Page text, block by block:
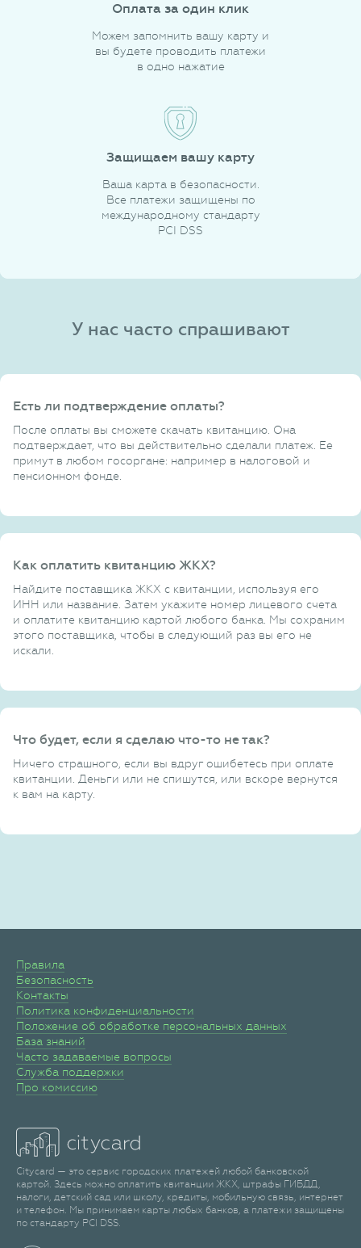
Оплата за один клик
Можем запомнить вашу карту и
вы будете проводить платежи
в одно нажатие
Защищаем вашу карту
Ваша карта в безопасности.
Все платежи защищены по
международному стандарту
PCI DSS
У нас часто спрашивают
Есть ли подтверждение оплаты?
После оплаты вы сможете скачать квитанцию. Она
подтверждает, что вы действительно сделали платеж. Ее
примут в любом госоргане: например в налоговой и
пенсионном фонде.
Как оплатить квитанцию ЖКХ?
Найдите поставщика ЖКХ с квитанции, используя его
ИНН или название. Затем укажите номер лицевого счета
и оплатите квитанцию картой любого банка. Мы сохраним
этого поставщика, чтобы в следующий раз вы его не
искали.
Что будет, если я сделаю что-то не так?
Ничего страшного, если вы вдруг ошибетесь при оплате
квитанции. Деньги или не спишутся, или вскоре вернутся
к вам на карту.
Правила
Безопасность
Контакты
Политика конфиденциальности
Положение об обработке персональных данных
База знаний
Часто задаваемые вопросы
Служба поддержки
Про комиссию
Citycard — это сервис городских платежей любой банковской
картой. Здесь можно оплатить квитанции ЖКХ, штрафы ГИБДД,
налоги, детский сад или школу, кредиты, мобильную связь, интернет
и телефон. Мы принимаем карты любых банков, а платежи защищены
по стандарту PCI DSS.